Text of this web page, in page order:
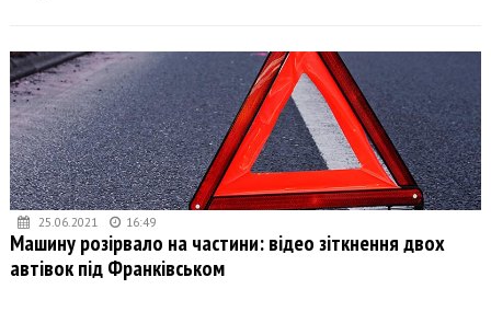
25.06.2021 16:49
Машину розірвало на частини: відео зіткнення двох
автівок під Франківськом